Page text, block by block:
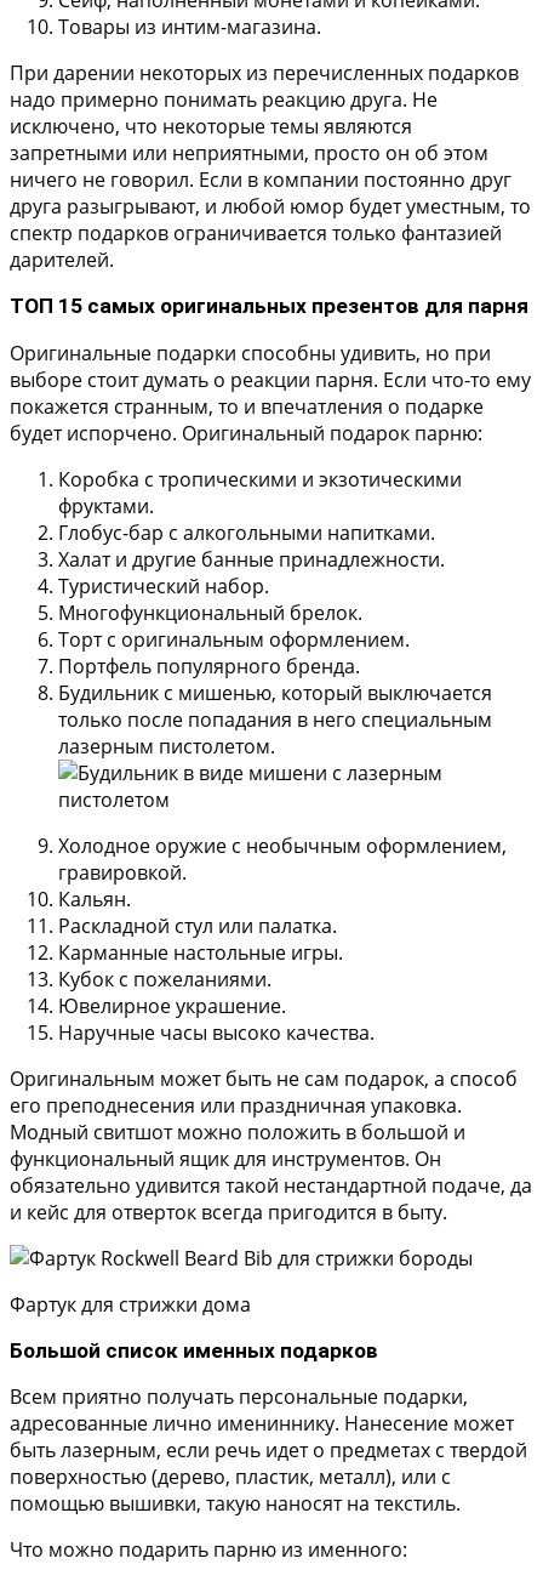
Товары из интим-магазина.
При дарении некоторых из перечисленных подарков
надо примерно понимать реакцию друга. Не
исключено, что некоторые темы являются
запретными или неприятными, просто он об этом
ничего не говорил. Если в компании постоянно друг
друга разыгрывают, и любой юмор будет уместным, то
спектр подарков ограничивается только фантазией
дарителей.
ТОП 15 самых оригинальных презентов для парня
Оригинальные подарки способны удивить, но при
выборе стоит думать о реакции парня. Если что-то ему
покажется странным, то и впечатления о подарке
будет испорчено. Оригинальный подарок парню:
Коробка с тропическими и экзотическими
фруктами.
Глобус-бар с алкогольными напитками.
Халат и другие банные принадлежности.
Туристический набор.
Многофункциональный брелок.
Торт с оригинальным оформлением.
Портфель популярного бренда.
Будильник с мишенью, который выключается
только после попадания в него специальным
лазерным пистолетом.
Холодное оружие с необычным оформлением,
гравировкой.
Кальян.
Раскладной стул или палатка.
Карманные настольные игры.
Кубок с пожеланиями.
Ювелирное украшение.
Наручные часы высоко качества.
Оригинальным может быть не сам подарок, а способ
его преподнесения или праздничная упаковка.
Модный свитшот можно положить в большой и
функциональный ящик для инструментов. Он
обязательно удивится такой нестандартной подаче, да
и кейс для отверток всегда пригодится в быту.
Фартук для стрижки дома
Большой список именных подарков
Всем приятно получать персональные подарки,
адресованные лично имениннику. Нанесение может
быть лазерным, если речь идет о предметах с твердой
поверхностью (дерево, пластик, металл), или с
помощью вышивки, такую наносят на текстиль.
Что можно подарить парню из именного: